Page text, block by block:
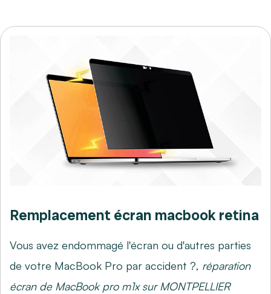
Remplacement écran macbook retina
Vous avez endommagé l'écran ou d'autres parties
de votre MacBook Pro par accident ?, réparation
écran de MacBook pro m1x sur MONTPELLIER